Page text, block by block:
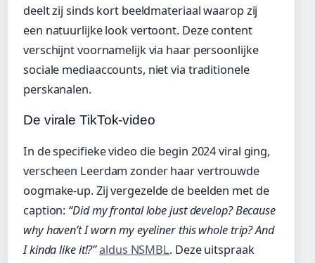
deelt zij sinds kort beeldmateriaal waarop zij
een natuurlijke look vertoont. Deze content
verschijnt voornamelijk via haar persoonlijke
sociale mediaaccounts, niet via traditionele
perskanalen.
De virale TikTok-video
In de specifieke video die begin 2024 viral ging,
verscheen Leerdam zonder haar vertrouwde
oogmake-up. Zij vergezelde de beelden met de
caption: “Did my frontal lobe just develop? Because
why haven’t I worn my eyeliner this whole trip? And
I kinda like it!?”aldus NSMBL. Deze uitspraak